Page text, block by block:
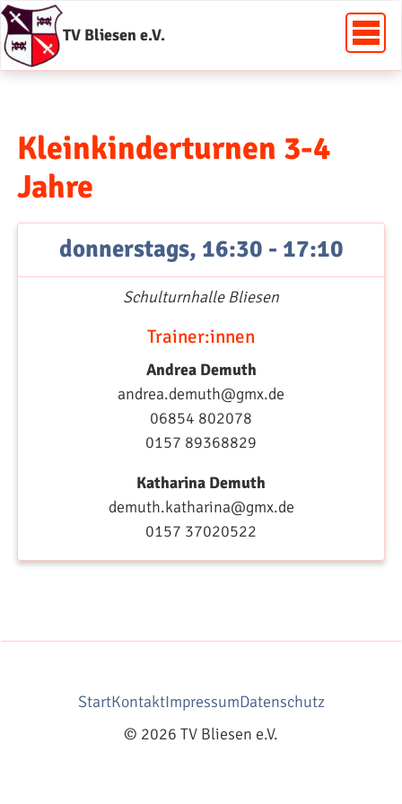
TV Bliesen e.V.
Kleinkinderturnen 3-4
Jahre
donnerstags, 16:30 - 17:10
Schulturnhalle Bliesen
Trainer:innen
Andrea Demuth
andrea.demuth@gmx.de
06854 802078
0157 89368829
Katharina Demuth
demuth.katharina@gmx.de
0157 37020522
StartKontaktImpressumDatenschutz
© 2026 TV Bliesen e.V.